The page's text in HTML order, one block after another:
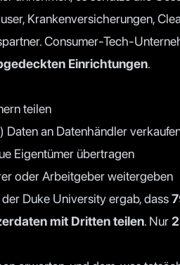
Krankenversicherungen,
Consumer-Tech-
Einrichtungen.
teilen
an Datenhändler
Eigentümer übertragen
oder Arbeitgeber weitergeben
Duke Universityergab, dass
mit Dritten teilen. Nur